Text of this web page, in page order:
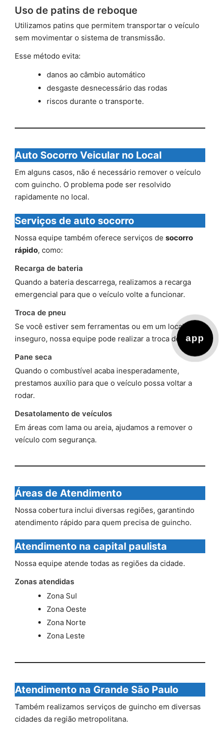
app
Uso de patins de reboque
Utilizamos patins que permitem transportar o veículo
sem movimentar o sistema de transmissão.
Esse método evita:
danos ao câmbio automático
desgaste desnecessário das rodas
riscos durante o transporte.
Auto Socorro Veicular no Local
Em alguns casos, não é necessário remover o veículo
com guincho. O problema pode ser resolvido
rapidamente no local.
Serviços de auto socorro
Nossa equipe também oferece serviços de socorro
rápido, como:
Recarga de bateria
Quando a bateria descarrega, realizamos a recarga
emergencial para que o veículo volte a funcionar.
Troca de pneu
Se você estiver sem ferramentas ou em um local
inseguro, nossa equipe pode realizar a troca do pneu.
Pane seca
Quando o combustível acaba inesperadamente,
prestamos auxílio para que o veículo possa voltar a
rodar.
Desatolamento de veículos
Em áreas com lama ou areia, ajudamos a remover o
veículo com segurança.
Áreas de Atendimento
Nossa cobertura inclui diversas regiões, garantindo
atendimento rápido para quem precisa de guincho.
Atendimento na capital paulista
Nossa equipe atende todas as regiões da cidade.
Zonas atendidas
Zona Sul
Zona Oeste
Zona Norte
Zona Leste
Atendimento na Grande São Paulo
Também realizamos serviços de guincho em diversas
cidades da região metropolitana.